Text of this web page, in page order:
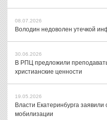
08.07.2026
Володин недоволен утечкой
30.06.2026
В РПЦ предложили
христианские ценности
19.05.2026
Власти Екатеринбурга заявили
мобилизации